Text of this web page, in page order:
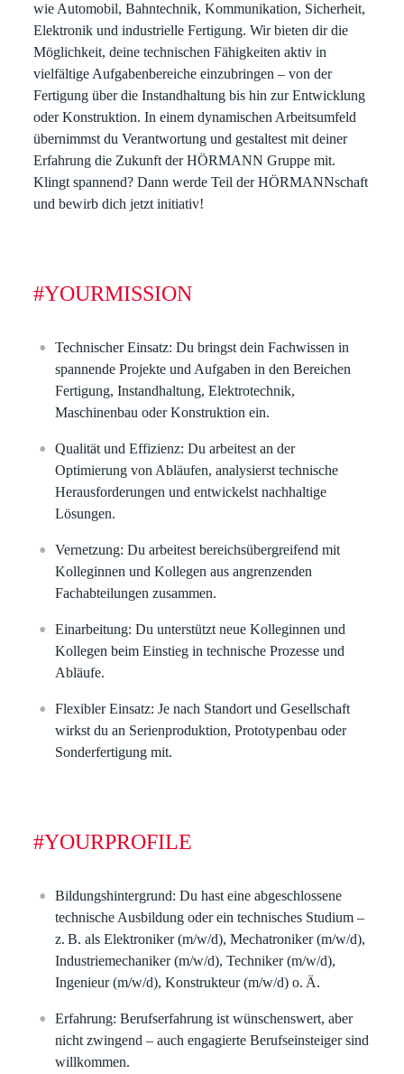
wie Automobil, Bahntechnik, Kommunikation, Sicherheit,
Elektronik und industrielle Fertigung. Wir bieten dir die
Möglichkeit, deine technischen Fähigkeiten aktiv in
vielfältige Aufgabenbereiche einzubringen – von der
Fertigung über die Instandhaltung bis hin zur Entwicklung
oder Konstruktion. In einem dynamischen Arbeitsumfeld
übernimmst du Verantwortung und gestaltest mit deiner
Erfahrung die Zukunft der HÖRMANN Gruppe mit.
Klingt spannend? Dann werde Teil der HÖRMANNschaft
und bewirb dich jetzt initiativ!
#YOURMISSION
Technischer Einsatz: Du bringst dein Fachwissen in
spannende Projekte und Aufgaben in den Bereichen
Fertigung, Instandhaltung, Elektrotechnik,
Maschinenbau oder Konstruktion ein.
Qualität und Effizienz: Du arbeitest an der
Optimierung von Abläufen, analysierst technische
Herausforderungen und entwickelst nachhaltige
Lösungen.
Vernetzung: Du arbeitest bereichsübergreifend mit
Kolleginnen und Kollegen aus angrenzenden
Fachabteilungen zusammen.
Einarbeitung: Du unterstützt neue Kolleginnen und
Kollegen beim Einstieg in technische Prozesse und
Abläufe.
Flexibler Einsatz: Je nach Standort und Gesellschaft
wirkst du an Serienproduktion, Prototypenbau oder
Sonderfertigung mit.
#YOURPROFILE
Bildungshintergrund: Du hast eine abgeschlossene
technische Ausbildung oder ein technisches Studium –
z. B. als Elektroniker (m/w/d), Mechatroniker (m/w/d),
Industriemechaniker (m/w/d), Techniker (m/w/d),
Ingenieur (m/w/d), Konstrukteur (m/w/d) o. Ä.
Erfahrung: Berufserfahrung ist wünschenswert, aber
nicht zwingend – auch engagierte Berufseinsteiger sind
willkommen.